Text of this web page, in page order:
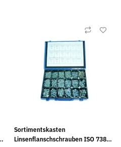
Sortimentskasten
Linsenflanschschrauben ISO 7380-